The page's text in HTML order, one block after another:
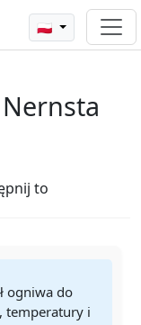
🇵🇱
to
ogniwa do
temperatury i